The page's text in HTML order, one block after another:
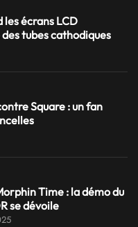
les écrans LCD
tubes cathodiques
Square : un fan
Time : la démo du
se dévoile